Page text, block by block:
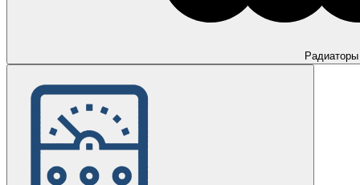
Радиаторы